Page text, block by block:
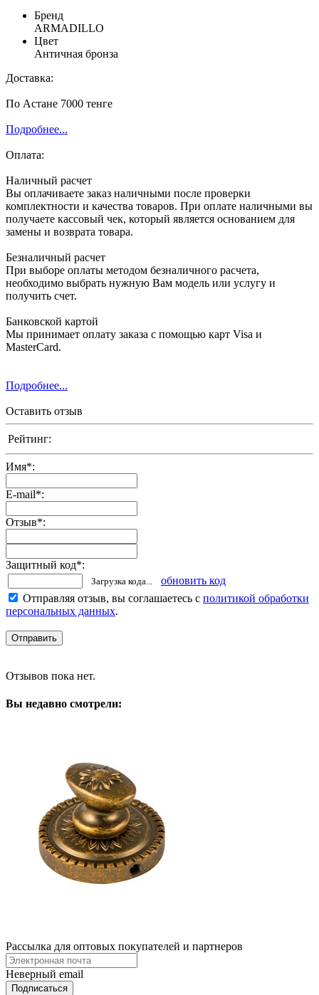
Бренд
ARMADILLO
Цвет
Античная бронза
Доставка:
По Астане 7000 тенге
Подробнее...
Оплата:
Наличный расчет
Вы оплачиваете заказ наличными после проверки
комплектности и качества товаров. При оплате наличными вы
получаете кассовый чек, который является основанием для
замены и возврата товара.
Безналичный расчет
При выборе оплаты методом безналичного расчета,
необходимо выбрать нужную Вам модель или услугу и
получить счет.
Банковской картой
Мы принимает оплату заказа с помощью карт Visa и
MasterCard.
Подробнее...
Оставить отзыв
Рейтинг:
Имя*:
E-mail*:
Отзыв*:
Защитный код*:
Загрузка кода...
обновить код
Отправляя отзыв, вы соглашаетесь с политикой обработки
персональных данных.
Отзывов пока нет.
Вы недавно смотрели:
Рассылка для оптовых покупателей и партнеров
Неверный email